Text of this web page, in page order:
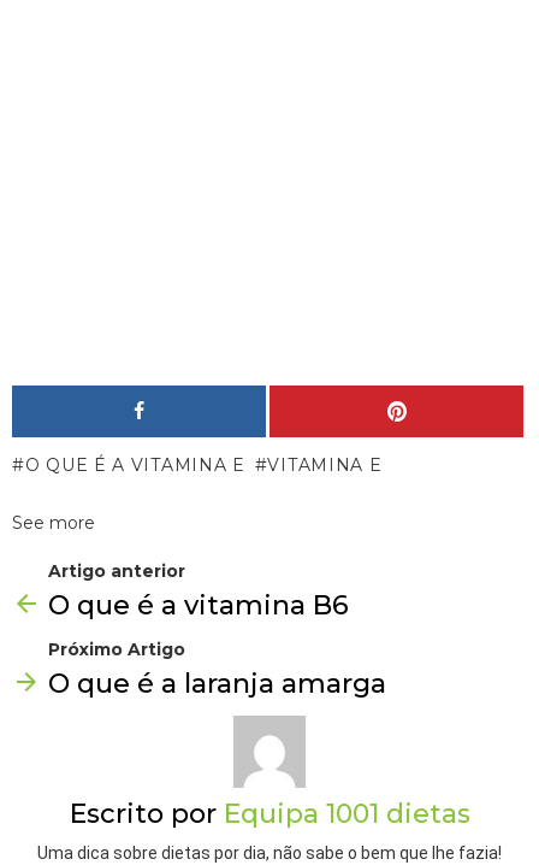
O QUE É A VITAMINA E VITAMINA E
See more
Artigo anterior
O que é a vitamina B6
Próximo Artigo
O que é a laranja amarga
Escrito por Equipa 1001 dietas
Uma dica sobre dietas por dia, não sabe o bem que lhe fazia!